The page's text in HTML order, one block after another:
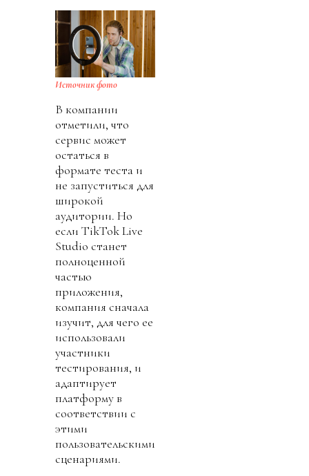
Источник фото
В компании
отметили, что
сервис может
остаться в
формате теста и
не запуститься для
широкой
аудитории. Но
если TikTok Live
Studio станет
полноценной
частью
приложения,
компания сначала
изучит, для чего ее
использовали
участники
тестирования, и
адаптирует
платформу в
соответствии с
этими
пользовательскими
сценариями.